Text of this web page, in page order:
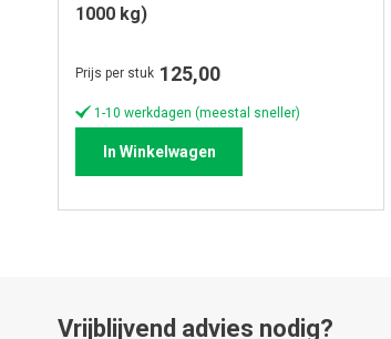
1000 kg)
Prijs per stuk 125,00
1-10 werkdagen (meestal sneller)
In Winkelwagen
Vrijblijvend advies nodig?